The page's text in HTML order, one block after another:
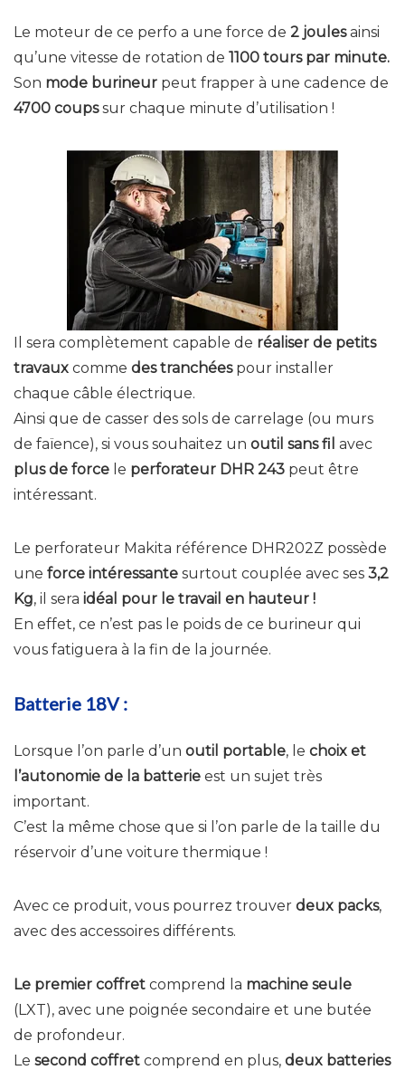
Le moteur de ce perfo a une force de 2 joulesainsi
qu’une vitesse de rotation de 1100 tours par minute.
Son mode burineur peut frapper à une cadence de
4700 coupssur chaque minute d’utilisation !
Il sera complètement capable de réaliser de petits
travaux comme des tranchéespour installer
chaque câble électrique.
Ainsi que de casser des sols de carrelage (ou murs
de faïence), si vous souhaitez un outil sans fil avec
plus de force le perforateur DHR 243 peut être
intéressant.
Le perforateur Makita référence DHR202Z possède
une force intéressante surtout couplée avec ses 3,2
Kg, il sera idéal pour le travail en hauteur !
En effet, ce n’est pas le poids de ce burineur qui
vous fatiguera à la fin de la journée.
Batterie 18V :
Lorsque l’on parle d’un outil portable, le choix et
l’autonomie de la batterie est un sujet très
important.
C’est la même chose que si l’on parle de la taille du
réservoir d’une voiture thermique !
Avec ce produit, vous pourrez trouver deux packs,
avec des accessoires différents.
Le premier coffret comprend la machine seule
(LXT), avec une poignée secondaire et une butée
de profondeur.
Le second coffret comprend en plus, deux batteries